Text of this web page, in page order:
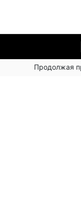
Продолжая